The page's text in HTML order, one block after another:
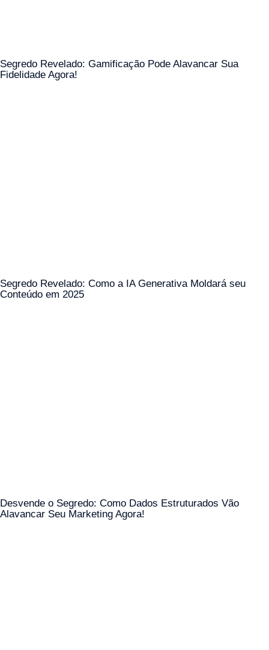
Segredo Revelado: Gamificação Pode Alavancar Sua
Fidelidade Agora!
Segredo Revelado: Como a IA Generativa Moldará seu
Conteúdo em 2025
Desvende o Segredo: Como Dados Estruturados Vão
Alavancar Seu Marketing Agora!